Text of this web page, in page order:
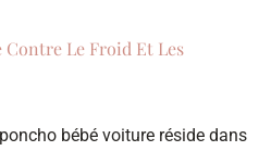
Le Froid Et Les
bébé voiture réside dans